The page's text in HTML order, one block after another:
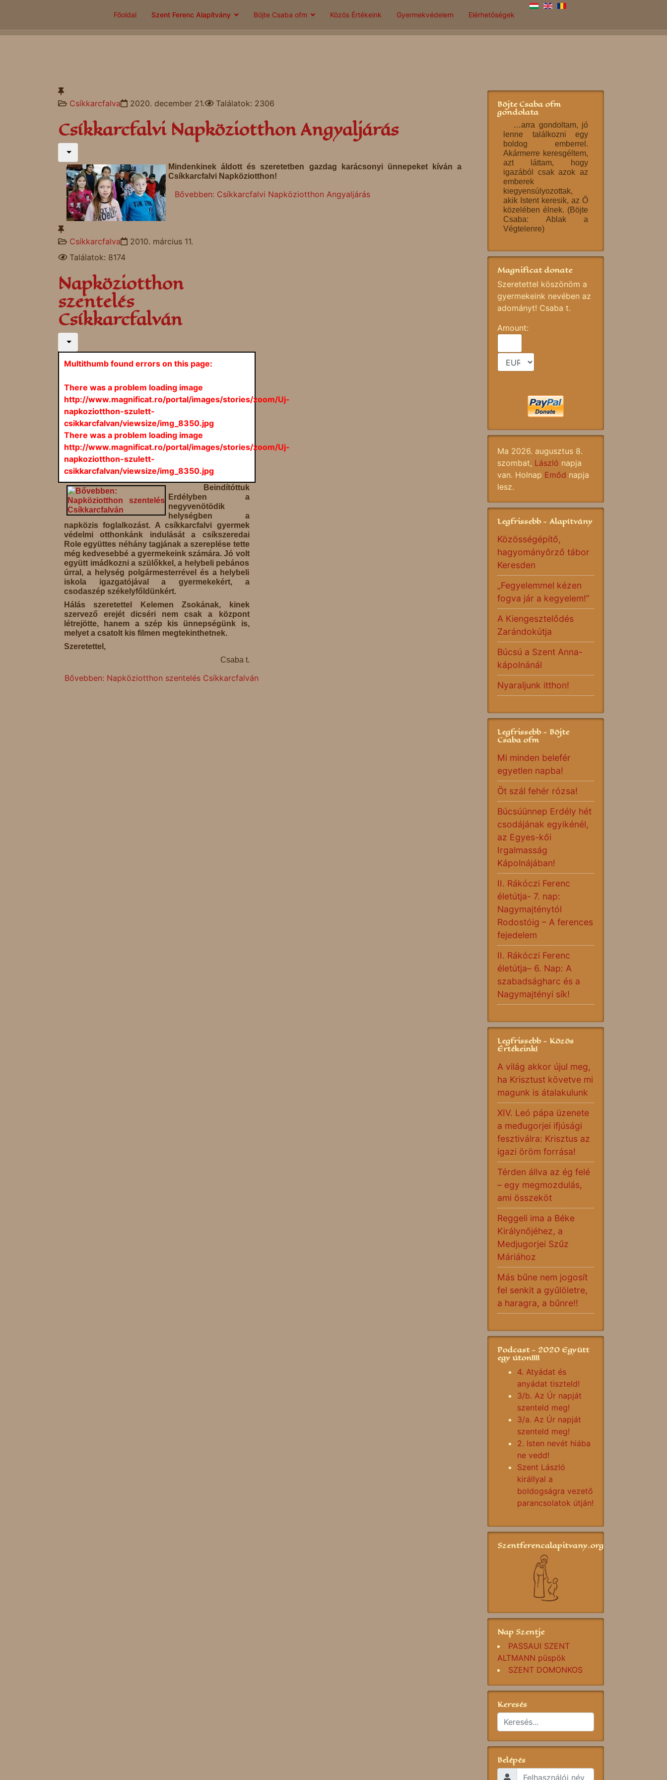
Főoldal Szent Ferenc Alapítvány Böjte Csaba ofm Közös Értékeink Gyermekvédelem Elérhetőségek
Csíkkarcfalva 2020. december 21. Találatok: 2306
Csíkkarcfalvi Napköziotthon Angyaljárás
Mindenkinek áldott és szeretetben gazdag karácsonyi ünnepeket kíván a
Csíkkarcfalvi Napköziotthon!
Bővebben: Csíkkarcfalvi Napköziotthon Angyaljárás
Csíkkarcfalva
2010. március 11.
Találatok: 8174
Napköziotthon
szentelés
Csíkkarcfalván
Multithumb found errors on this page:
There was a problem loading image
http://www.magnificat.ro/portal/images/stories/zoom/Uj-
napkoziotthon-szulett-
csikkarcfalvan/viewsize/img_8350.jpg
There was a problem loading image
http://www.magnificat.ro/portal/images/stories/zoom/Uj-
napkoziotthon-szulett-
csikkarcfalvan/viewsize/img_8350.jpg
Beindítóttuk
Erdélyben a
negyvenötödik
helységben a
napközis foglalkozást. A csíkkarcfalvi gyermek
védelmi otthonkánk indulását a csíkszeredai
Role együttes néhány tagjának a szereplése tette
még kedvesebbé a gyermekeink számára. Jó volt
együtt imádkozni a szülőkkel, a helybeli pebános
úrral, a helység polgármesterrével és a helybeli
iskola igazgatójával a gyermekekért, a
csodaszép székelyfőldünkért.
Hálás szeretettel Kelemen Zsokának, kinek
szervező erejét dicséri nem csak a központ
létrejötte, hanem a szép kis ünnepségünk is,
melyet a csatolt kis filmen megtekinthetnek.
Szeretettel,
Csaba t.
Bővebben: Napköziotthon szentelés Csíkkarcfalván
Böjte Csaba ofm
gondolata
…arra gondoltam, jó
lenne találkozni egy
boldog emberrel.
Akármerre keresgéltem,
azt láttam, hogy
igazából csak azok az
emberek
kiegyensúlyozottak,
akik Istent keresik, az Ő
közelében élnek. (Böjte
Csaba: Ablak a
Végtelenre)
Magnificat donate
Szeretettel köszönöm a
gyermekeink nevében az
adományt! Csaba t.
Amount:
Ma 2026. augusztus 8.
szombat, László napja
van. Holnap Emőd napja
lesz.
Legfrissebb - Alapítvány
Közösségépítő,
hagyományőrző tábor
Keresden
„Fegyelemmel kézen
fogva jár a kegyelem!”
A Kiengesztelődés
Zarándokútja
Búcsú a Szent Anna-
kápolnánál
Nyaraljunk itthon!
Legfrissebb - Böjte
Csaba ofm
Mi minden belefér
egyetlen napba!
Öt szál fehér rózsa!
Búcsúünnep Erdély hét
csodájának egyikénél,
az Egyes-kői
Irgalmasság
Kápolnájában!
II. Rákóczi Ferenc
életútja- 7. nap:
Nagymajténytól
Rodostóig – A ferences
fejedelem
II. Rákóczi Ferenc
életútja– 6. Nap: A
szabadságharc és a
Nagymajtényi sík!
Legfrissebb - Közös
Értékeink!
A világ akkor újul meg,
ha Krisztust követve mi
magunk is átalakulunk
XIV. Leó pápa üzenete
a međugorjei ifjúsági
fesztiválra: Krisztus az
igazi öröm forrása!
Térden állva az ég felé
– egy megmozdulás,
ami összeköt
Reggeli ima a Béke
Királynőjéhez, a
Medjugorjei Szűz
Máriához
Más bűne nem jogosít
fel senkit a gyűlöletre,
a haragra, a bűnre!!
Podcast - 2020 Együtt
egy úton!!!!
4. Atyádat és
anyádat tiszteld!
3/b. Az Úr napját
szenteld meg!
3/a. Az Úr napját
szenteld meg!
2. Isten nevét hiába
ne vedd!
Szent László
királlyal a
boldogságra vezető
parancsolatok útján!
Szentferencalapitvany.org
Nap Szentje
PASSAUI SZENT
ALTMANN püspök
SZENT DOMONKOS
Keresés
Belépés